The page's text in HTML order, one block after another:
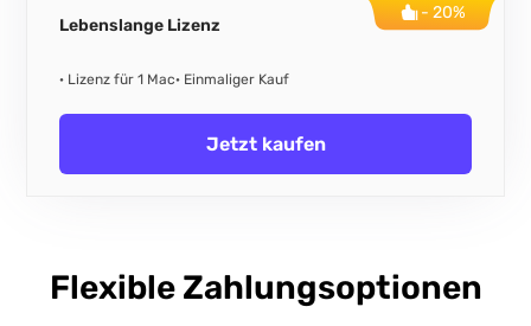
- 20%
Lebenslange Lizenz
· Lizenz für 1 Mac· Einmaliger Kauf
Jetzt kaufen
Flexible Zahlungsoptionen